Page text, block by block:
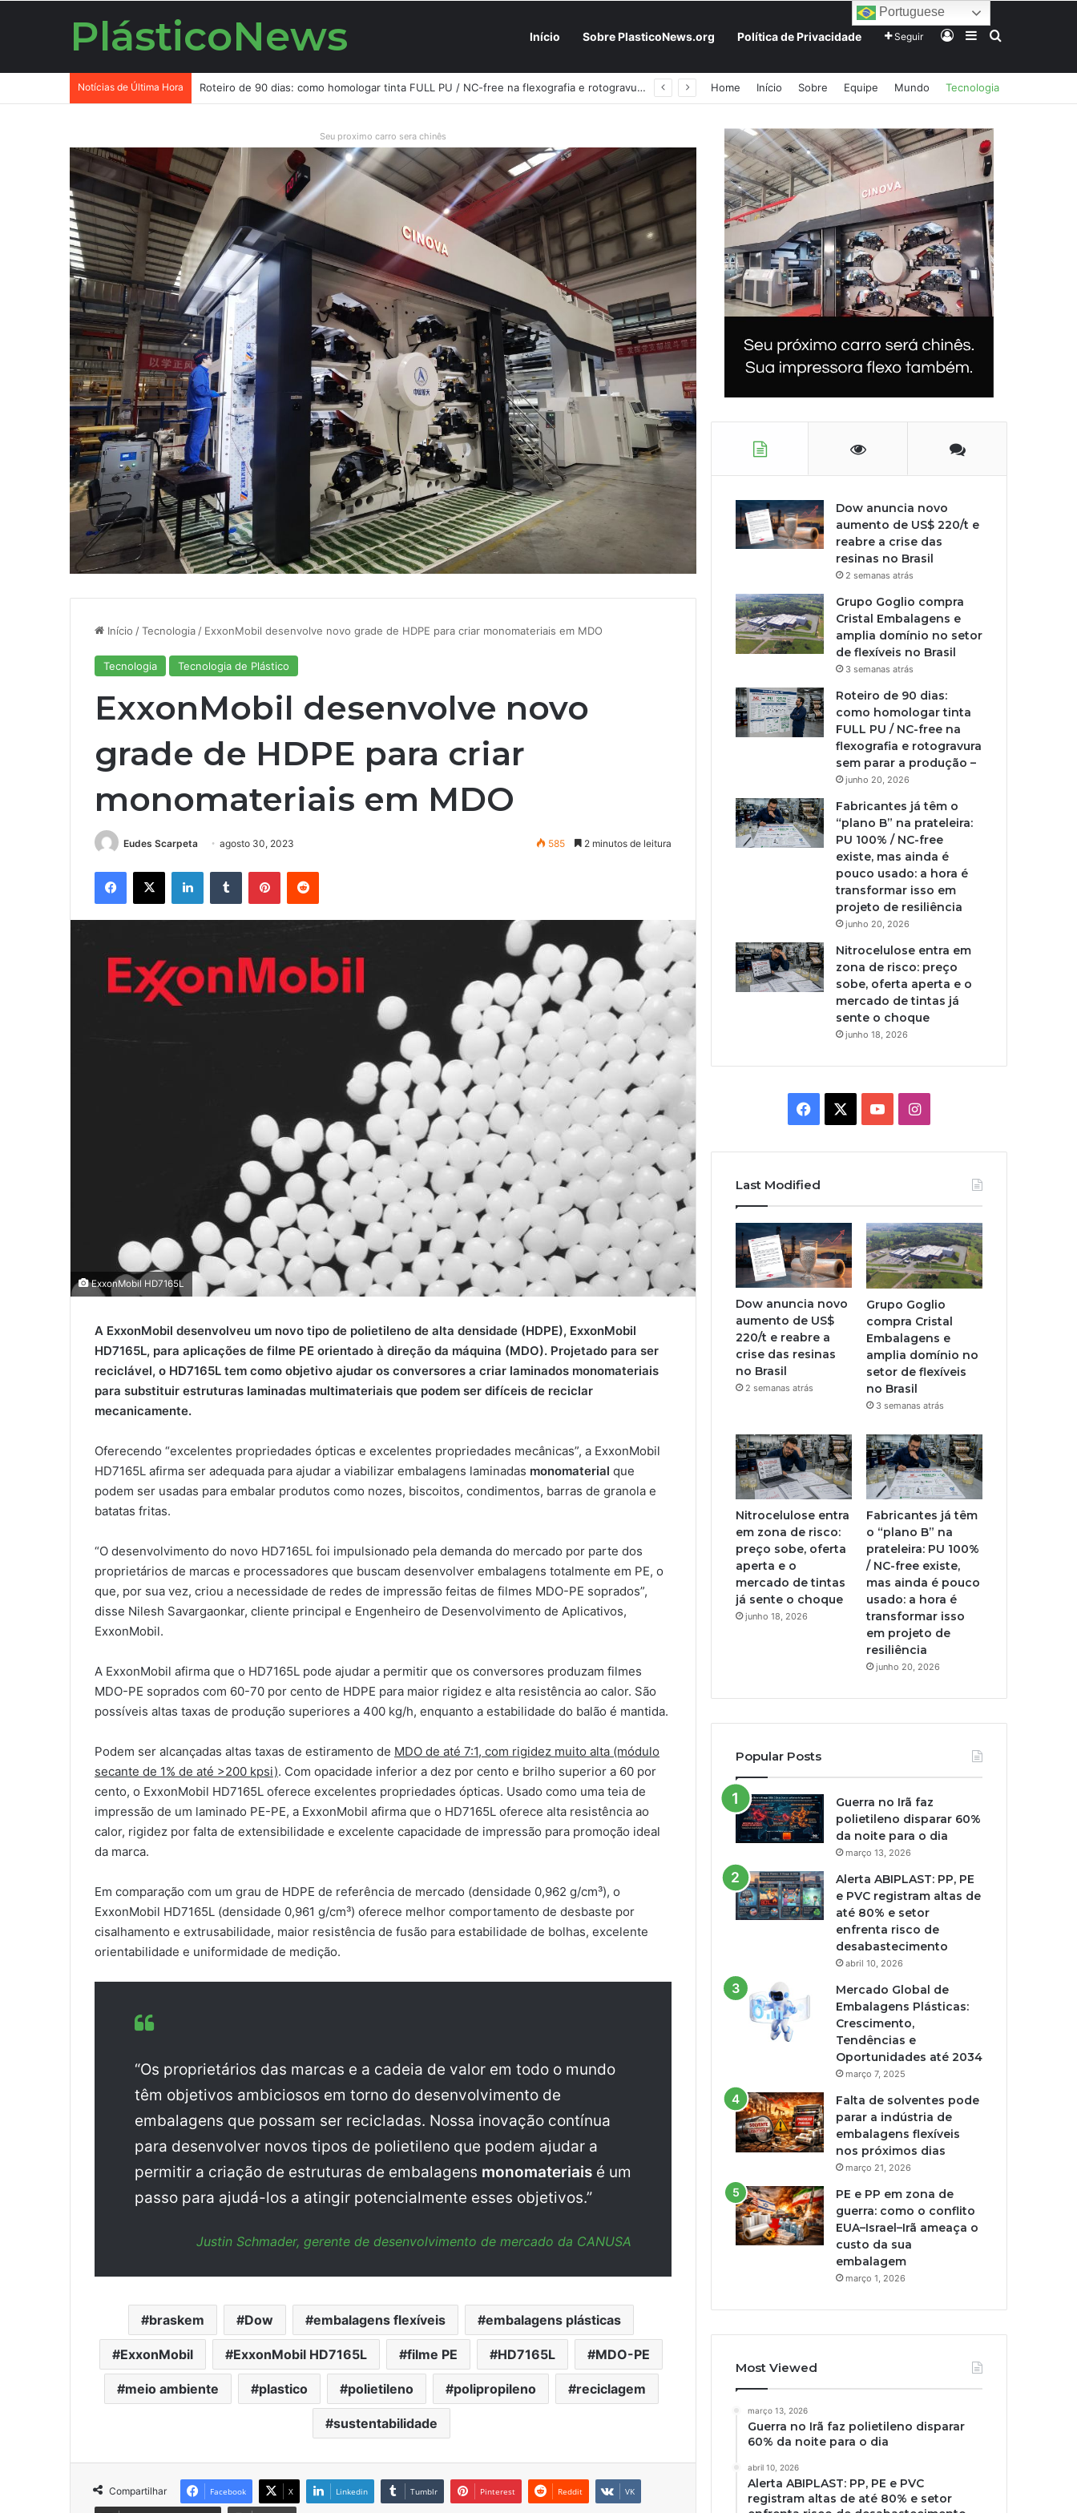
PlásticoNews Início Sobre PlasticoNews.org Política de Privacidade Seguir EntrarBarra Lateral
Procurar por
Notícias de Última Hora Fabricantes já têm o “plano B” na prateleira: PU 100% / NC-free existe, mas ainda é pouco usado: a hora é transformar isso em projeto de resiliência Home Início Sobre Equipe Mundo Tecnologia
Seu proximo carro sera chinês
Início /Tecnologia / ExxonMobil desenvolve novo grade de HDPE para criar monomateriais em MDO
Tecnologia Tecnologia de Plástico
ExxonMobil desenvolve novo
grade de HDPE para criar
monomateriais em MDO
Eudes Scarpeta agosto 30, 2023 585 2 minutos de leitura
Facebook
X LinkedinTumblr PinterestReddit
ExxonMobil HD7165L
A ExxonMobil desenvolveu um novo tipo de polietileno de alta densidade (HDPE), ExxonMobil
HD7165L, para aplicações de filme PE orientado à direção da máquina (MDO). Projetado para ser
reciclável, o HD7165L tem como objetivo ajudar os conversores a criar laminados monomateriais
para substituir estruturas laminadas multimateriais que podem ser difíceis de reciclar
mecanicamente.
Oferecendo “excelentes propriedades ópticas e excelentes propriedades mecânicas”, a ExxonMobil
HD7165L afirma ser adequada para ajudar a viabilizar embalagens laminadas monomaterial que
podem ser usadas para embalar produtos como nozes, biscoitos, condimentos, barras de granola e
batatas fritas.
“O desenvolvimento do novo HD7165L foi impulsionado pela demanda do mercado por parte dos
proprietários de marcas e processadores que buscam desenvolver embalagens totalmente em PE, o
que, por sua vez, criou a necessidade de redes de impressão feitas de filmes MDO-PE soprados”,
disse Nilesh Savargaonkar, cliente principal e Engenheiro de Desenvolvimento de Aplicativos,
ExxonMobil.
A ExxonMobil afirma que o HD7165L pode ajudar a permitir que os conversores produzam filmes
MDO-PE soprados com 60-70 por cento de HDPE para maior rigidez e alta resistência ao calor. São
possíveis altas taxas de produção superiores a 400 kg/h, enquanto a estabilidade do balão é mantida.
Podem ser alcançadas altas taxas de estiramento de MDO de até 7:1, com rigidez muito alta (módulo
secante de 1% de até >200 kpsi). Com opacidade inferior a dez por cento e brilho superior a 60 por
cento, o ExxonMobil HD7165L oferece excelentes propriedades ópticas. Usado como uma teia de
impressão de um laminado PE-PE, a ExxonMobil afirma que o HD7165L oferece alta resistência ao
calor, rigidez por falta de extensibilidade e excelente capacidade de impressão para promoção ideal
da marca.
Em comparação com um grau de HDPE de referência de mercado (densidade 0,962 g/cm³), o
ExxonMobil HD7165L (densidade 0,961 g/cm³) oferece melhor comportamento de desbaste por
cisalhamento e extrusabilidade, maior resistência de fusão para estabilidade de bolhas, excelente
orientabilidade e uniformidade de medição.
“Os proprietários das marcas e a cadeia de valor em todo o mundo
têm objetivos ambiciosos em torno do desenvolvimento de
embalagens que possam ser recicladas. Nossa inovação contínua
para desenvolver novos tipos de polietileno que podem ajudar a
permitir a criação de estruturas de embalagens monomateriais é um
passo para ajudá-los a atingir potencialmente esses objetivos.”
Justin Schmader, gerente de desenvolvimento de mercado da CANUSA
braskem Dow embalagens flexíveis embalagens plásticas
ExxonMobil ExxonMobil HD7165L filme PE HD7165L MDO-PE
meio ambiente plastico polietileno polipropileno reciclagem
sustentabilidade
Compartilhar Facebook X Linkedin Tumblr Pinterest Reddit VK
Dow anuncia novo
aumento de US$ 220/t e
reabre a crise das
resinas no Brasil
2 semanas atrás
Grupo Goglio compra
Cristal Embalagens e
amplia domínio no setor
de flexíveis no Brasil
3 semanas atrás
Roteiro de 90 dias:
como homologar tinta
FULL PU / NC-free na
flexografia e rotogravura
sem parar a produção –
junho 20, 2026
Fabricantes já têm o
“plano B” na prateleira:
PU 100% / NC-free
existe, mas ainda é
pouco usado: a hora é
transformar isso em
projeto de resiliência
junho 20, 2026
Nitrocelulose entra em
zona de risco: preço
sobe, oferta aperta e o
mercado de tintas já
sente o choque
junho 18, 2026
Facebook YouTubeInstagram
Last Modified
Dow anuncia novo
aumento de US$
220/t e reabre a
crise das resinas
no Brasil
2 semanas atrás
Grupo Goglio
compra Cristal
Embalagens e
amplia domínio no
setor de flexíveis
no Brasil
3 semanas atrás
Nitrocelulose entra
em zona de risco:
preço sobe, oferta
aperta e o
mercado de tintas
já sente o choque
junho 18, 2026
Fabricantes já têm
o “plano B” na
prateleira: PU 100%
/ NC-free existe,
mas ainda é pouco
usado: a hora é
transformar isso
em projeto de
resiliência
junho 20, 2026
Popular Posts
Guerra no Irã faz
polietileno disparar 60%
da noite para o dia
março 13, 2026
Alerta ABIPLAST: PP, PE
e PVC registram altas de
até 80% e setor
enfrenta risco de
desabastecimento
abril 10, 2026
Mercado Global de
Embalagens Plásticas:
Crescimento,
Tendências e
Oportunidades até 2034
março 7, 2025
Falta de solventes pode
parar a indústria de
embalagens flexíveis
nos próximos dias
março 21, 2026
PE e PP em zona de
guerra: como o conflito
EUA–Israel–Irã ameaça o
custo da sua
embalagem
março 1, 2026
Most Viewed
março 13, 2026
Guerra no Irã faz polietileno disparar
60% da noite para o dia
abril 10, 2026
Alerta ABIPLAST: PP, PE e PVC
registram altas de até 80% e setor
Portuguese